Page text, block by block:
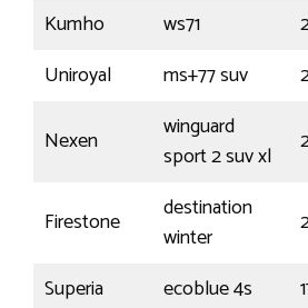
Kumho
ws71
Uniroyal
ms+77 suv
Nexen
winguard
sport 2 suv xl
Firestone
destination
winter
Superia
ecoblue 4s